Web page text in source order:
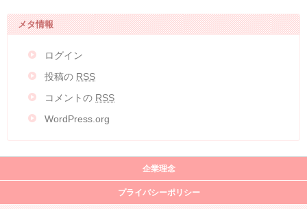
メタ情報
ログイン
投稿の RSS
コメントの RSS
WordPress.org
企業理念
プライバシーポリシー